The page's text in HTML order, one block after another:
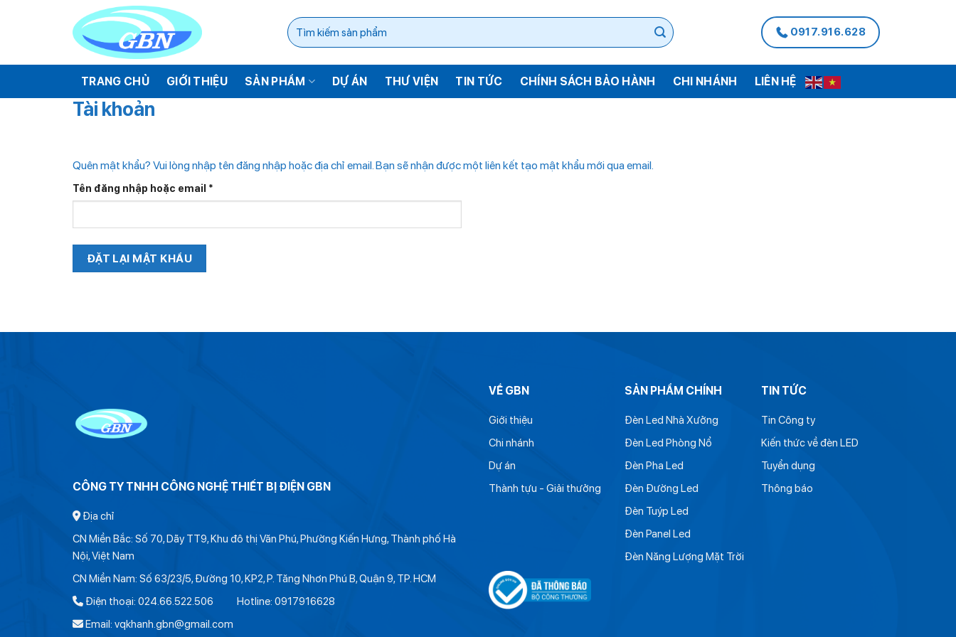
dung
Tìm
kiếm:
0917.916.628
TRANG CHỦ GIỚI THIỆU SẢN PHẨM DỰ ÁN THƯ VIỆN TIN TỨC CHÍNH SÁCH BẢO HÀNH CHI NHÁNH LIÊN HỆ
Tài khoản
Quên mật khẩu? Vui lòng nhập tên đăng nhập hoặc địa chỉ email. Bạn sẽ nhận được một liên kết tạo mật khẩu mới qua email.
Tên đăng nhập hoặc email *
buộc
ĐẶT LẠI MẬT KHẨU
CÔNG TY TNHH CÔNG NGHỆ THIẾT BỊ ĐIỆN GBN
Địa chỉ
CN Miền Bắc: Số 70, Dãy TT9, Khu đô thị Văn Phú, Phường Kiến Hưng, Thành phố Hà
Nội, Việt Nam
CN Miền Nam: Số 63/23/5, Đường 10, KP2, P. Tăng Nhơn Phú B, Quận 9, TP. HCM
Điện thoại: 024.66.522.506 Hotline: 0917916628
Email: vqkhanh.gbn@gmail.com
VỀ GBN
Giới thiệu
Chi nhánh
Dự án
Thành tựu - Giải thưởng
SẢN PHẨM CHÍNH
Đèn Led Nhà Xưởng
Đèn Led Phòng Nổ
Đèn Pha Led
Đèn Đường Led
Đèn Tuýp Led
Đèn Panel Led
Đèn Năng Lượng Mặt Trời
TIN TỨC
Tin Công ty
Kiến thức về đèn LED
Tuyển dụng
Thông báo